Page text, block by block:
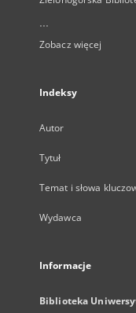
...
Zobacz więcej
Indeksy
Autor
Tytuł
Temat i słowa
Wydawca
Informacje
Biblioteka